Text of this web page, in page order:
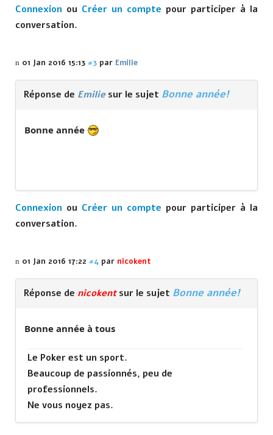
Connexion ou Créer un compte pour participer à la
conversation.
01 Jan 2016 15:13 #3 par Emilie
Réponse de Emiliesur le sujet Bonne année!
Bonne année
Connexion ou Créer un compte pour participer à la
conversation.
01 Jan 2016 17:22 #4 par nicokent
Réponse de nicokentsur le sujet Bonne année!
Bonne année à tous
Le Poker est un sport.
Beaucoup de passionnés, peu de
professionnels.
Ne vous noyez pas.